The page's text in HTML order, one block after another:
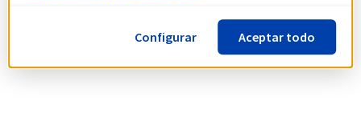
Configurar Aceptar todo